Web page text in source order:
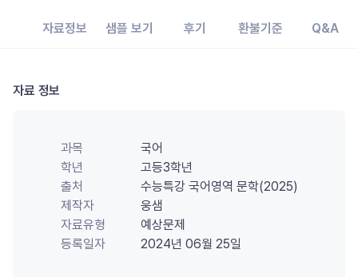
자료정보 샘플 보기 후기 환불기준 Q&A
자료 정보
과목
국어
학년
고등3학년
출처
수능특강 국어영역 문학(2025)
제작자
웅샘
자료유형
예상문제
등록일자
2024년 06월 25일